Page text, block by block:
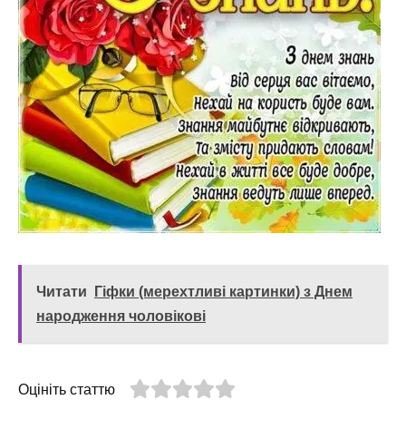
Читати
Гіфки (мерехтливі картинки) з Днем
народження чоловікові
Оцініть статтю